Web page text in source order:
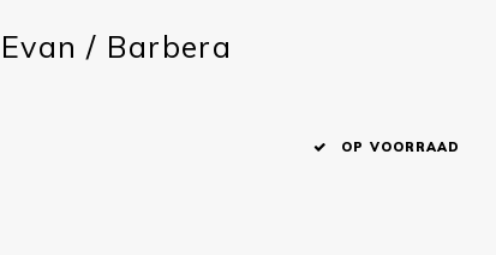
/ Barbera
OP VOORRAAD